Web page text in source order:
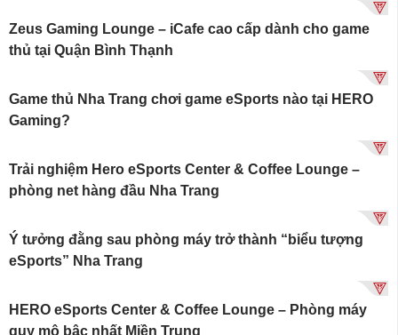
Zeus Gaming Lounge – iCafe cao cấp dành cho game
thủ tại Quận Bình Thạnh
Game thủ Nha Trang chơi game eSports nào tại HERO
Gaming?
Trải nghiệm Hero eSports Center & Coffee Lounge –
phòng net hàng đầu Nha Trang
Ý tưởng đằng sau phòng máy trở thành “biểu tượng
eSports” Nha Trang
HERO eSports Center & Coffee Lounge – Phòng máy
quy mô bậc nhất Miền Trung